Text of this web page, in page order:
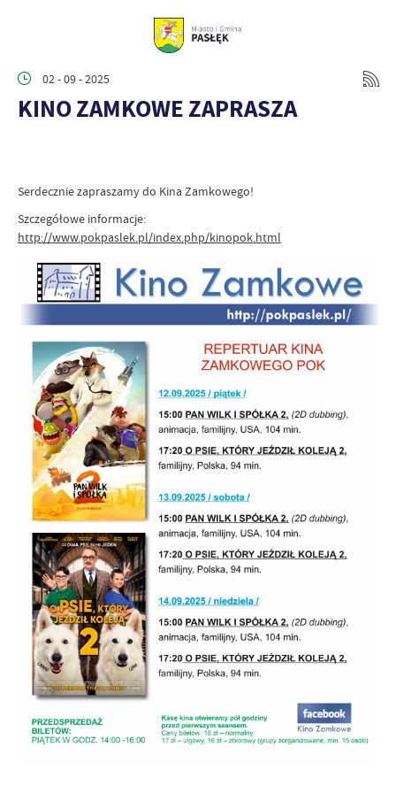
02 - 09 - 2025
KINO ZAMKOWE ZAPRASZA
Serdecznie zapraszamy do Kina Zamkowego!
Szczegółowe informacje:
http://www.pokpaslek.pl/index.php/kinopok.html